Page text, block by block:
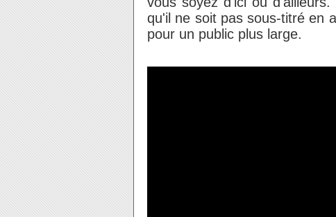
qu'il ne soit pas sous-titré en
pour un public plus large.